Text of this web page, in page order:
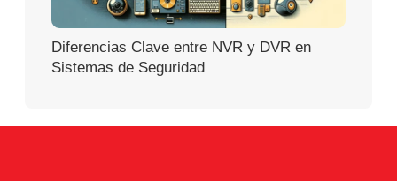
Diferencias Clave entre NVR y DVR en
Sistemas de Seguridad